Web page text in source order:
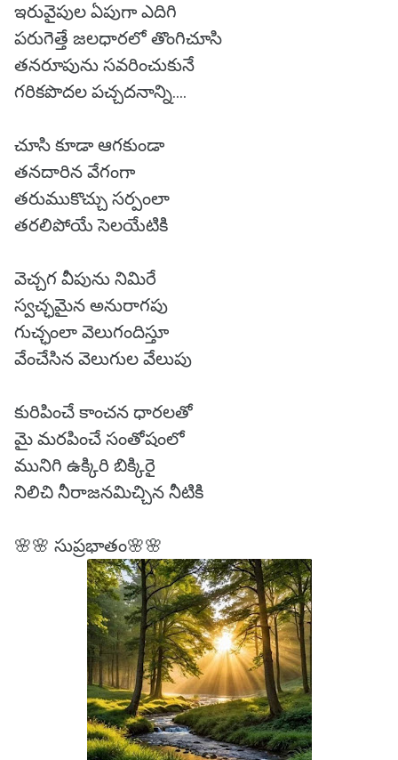
ఇరువైపుల ఏపుగా ఎదిగి
పరుగెత్తే జలధారలో తొంగిచూసి
తనరూపును సవరించుకునే
గరికపొదల పచ్చదనాన్ని....
చూసి కూడా ఆగకుండా
తనదారిన వేగంగా
తరుముకొచ్చు సర్పంలా
తరలిపోయే సెలయేటికి
వెచ్చగ వీపును నిమిరే
స్వచ్ఛమైన అనురాగపు
గుచ్ఛంలా వెలుగందిస్తూ
వేంచేసిన వెలుగుల వేలుపు
కురిపించే కాంచన ధారలతో
మై మరపించే సంతోషంలో
మునిగి ఉక్కిరి బిక్కిరై
నిలిచి నీరాజనమిచ్చిన నీటికి
🌸🌸 సుప్రభాతం🌸🌸